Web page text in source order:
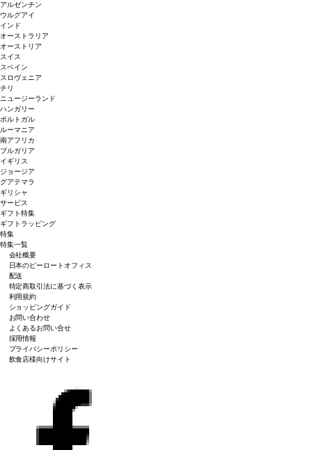
アルゼンチン
ウルグアイ
インド
オーストラリア
オーストリア
スイス
スペイン
スロヴェニア
チリ
ニュージーランド
ハンガリー
ポルトガル
ルーマニア
南アフリカ
ブルガリア
イギリス
ジョージア
グアテマラ
ギリシャ
サービス
ギフト特集
ギフトラッピング
特集
特集一覧
会社概要
日本のピーロートオフィス
配送
特定商取引法に基づく表示
利用規約
ショッピングガイド
お問い合わせ
よくあるお問い合せ
採用情報
プライバシーポリシー
飲食店様向けサイト